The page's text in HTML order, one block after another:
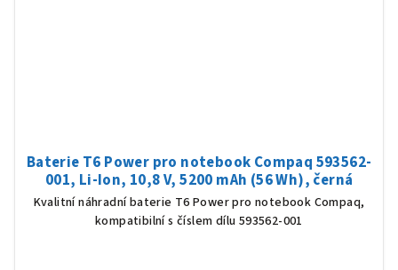
Baterie T6 Power pro notebook Compaq 593562-
001, Li-Ion, 10,8 V, 5200 mAh (56 Wh), černá
Kvalitní náhradní baterie T6 Power pro notebook Compaq,
kompatibilní s číslem dílu 593562-001